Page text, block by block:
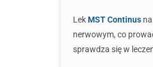
Lek MST Continus
nerwowym, co
sprawdza się w